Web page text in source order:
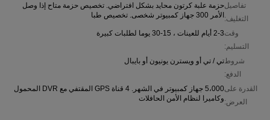
تفاصيل
التغليف:
حزمة علبة كرتون محايد بشكل افتراضي. تخصيص حزمة متاح إذا وصل
الأمر 300 جهاز كمبيوتر شخصى. تخصيص طبا
وقت
التسليم:
2-3 أيام للعينات ، 15-30 يوما لطلبات كبيرة
شروط
الدفع:
تي / تي أو ويسترن يونيون أو بايبال
القدرة على
العرض:
5،000 جهاز كمبيوتر في الشهر. 4 قناة GPS المقتفي مع DVR المحمول
وكاميرا لنظام الأمن الحافلات